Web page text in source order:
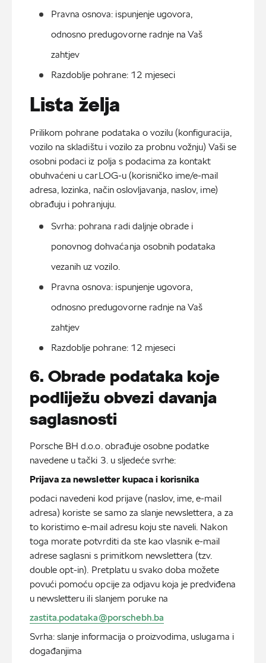
Pravna osnova: ispunjenje ugovora,
odnosno predugovorne radnje na Vaš
zahtjev
Razdoblje pohrane: 12 mjeseci
Lista želja
Prilikom pohrane podataka o vozilu (konfiguracija,
vozilo na skladištu i vozilo za probnu vožnju) Vaši se
osobni podaci iz polja s podacima za kontakt
obuhvaćeni u carLOG-u (korisničko ime/e-mail
adresa, lozinka, način oslovljavanja, naslov, ime)
obrađuju i pohranjuju.
Svrha: pohrana radi daljnje obrade i
ponovnog dohvaćanja osobnih podataka
vezanih uz vozilo.
Pravna osnova: ispunjenje ugovora,
odnosno predugovorne radnje na Vaš
zahtjev
Razdoblje pohrane: 12 mjeseci
6. Obrade podataka koje
podliježu obvezi davanja
saglasnosti
Porsche BH d.o.o. obrađuje osobne podatke
navedene u tački 3. u sljedeće svrhe:
Prijava za newsletter kupaca i korisnika
podaci navedeni kod prijave (naslov, ime, e-mail
adresa) koriste se samo za slanje newslettera, a za
to koristimo e-mail adresu koju ste naveli. Nakon
toga morate potvrditi da ste kao vlasnik e-mail
adrese saglasni s primitkom newslettera (tzv.
double opt-in). Pretplatu u svako doba možete
povući pomoću opcije za odjavu koja je predviđena
u newsletteru ili slanjem poruke na
zastita.podataka@porschebh.ba
Svrha: slanje informacija o proizvodima, uslugama i
događanjima